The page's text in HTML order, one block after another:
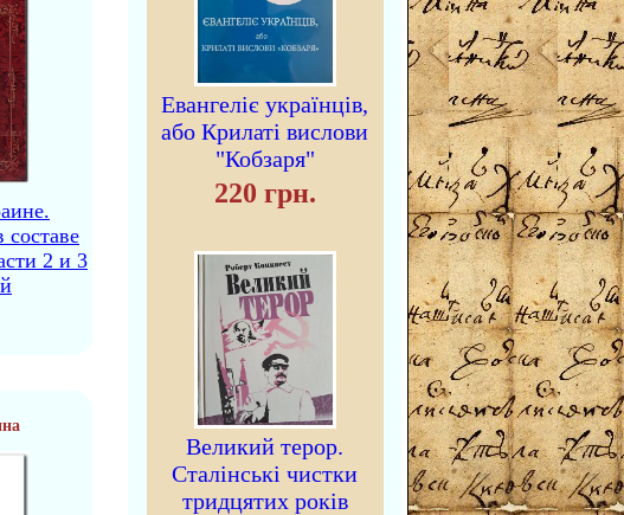
2 и 3
Евангеліє українців,
або Крилаті вислови
"Кобзаря"
220 грн.
Великий терор.
Сталінські чистки
тридцятих років